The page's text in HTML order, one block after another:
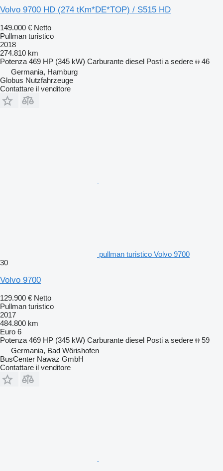
Volvo 9700 HD (274 tKm*DE*TOP) / S515 HD
149.000 € Netto
Pullman turistico
2018
274.810 km
Potenza 469 HP (345 kW) Carburante diesel Posti a sedere
46
Germania, Hamburg
Globus Nutzfahrzeuge
Contattare il venditore
pullman turistico Volvo 9700
30
Volvo 9700
129.900 € Netto
Pullman turistico
2017
484.800 km
Euro 6
Potenza 469 HP (345 kW) Carburante diesel Posti a sedere
59
Germania, Bad Wörishofen
BusCenter Nawaz GmbH
Contattare il venditore